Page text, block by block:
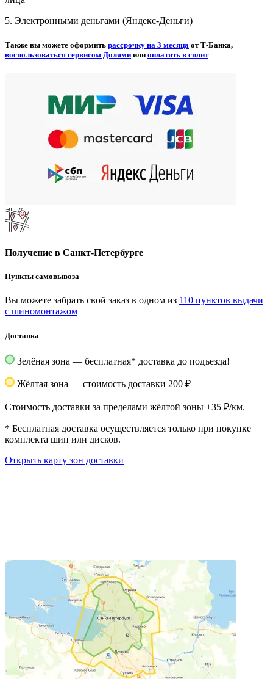
5. Электронными деньгами (Яндекс-Деньги)
Также вы можете оформить рассрочку на 3 месяца от Т-Банка,
воспользоваться сервисом Долями или оплатить в сплит
Получение в Санкт-Петербурге
Пункты самовывоза
Вы можете забрать свой заказ в одном из 110 пунктов выдачи
с шиномонтажом
Доставка
Зелёная зона — бесплатная* доставка до подъезда!
Жёлтая зона — стоимость доставки 200 ₽
Стоимость доставки за пределами жёлтой зоны +35 ₽/км.
* Бесплатная доставка осуществляется только при покупке
комплекта шин или дисков.
Открыть карту зон доставки